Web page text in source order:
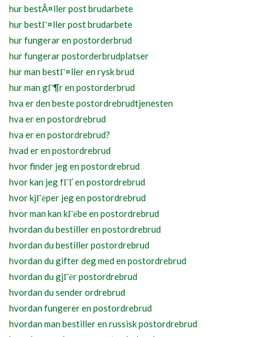
hur bestÃ¤ller post brudarbete
hur bestГ¤ller post brudarbete
hur fungerar en postorderbrud
hur fungerar postorderbrudplatser
hur man bestГ¤ller en rysk brud
hur man gГ¶r en postorderbrud
hva er den beste postordrebrudtjenesten
hva er en postordrebrud
hva er en postordrebrud?
hvad er en postordrebrud
hvor finder jeg en postordrebrud
hvor kan jeg fГҐ en postordrebrud
hvor kjГёper jeg en postordrebrud
hvor man kan kГёbe en postordrebrud
hvordan du bestiller en postordrebrud
hvordan du bestiller postordrebrud
hvordan du gifter deg med en postordrebrud
hvordan du gjГёr postordrebrud
hvordan du sender ordrebrud
hvordan fungerer en postordrebrud
hvordan man bestiller en russisk postordrebrud